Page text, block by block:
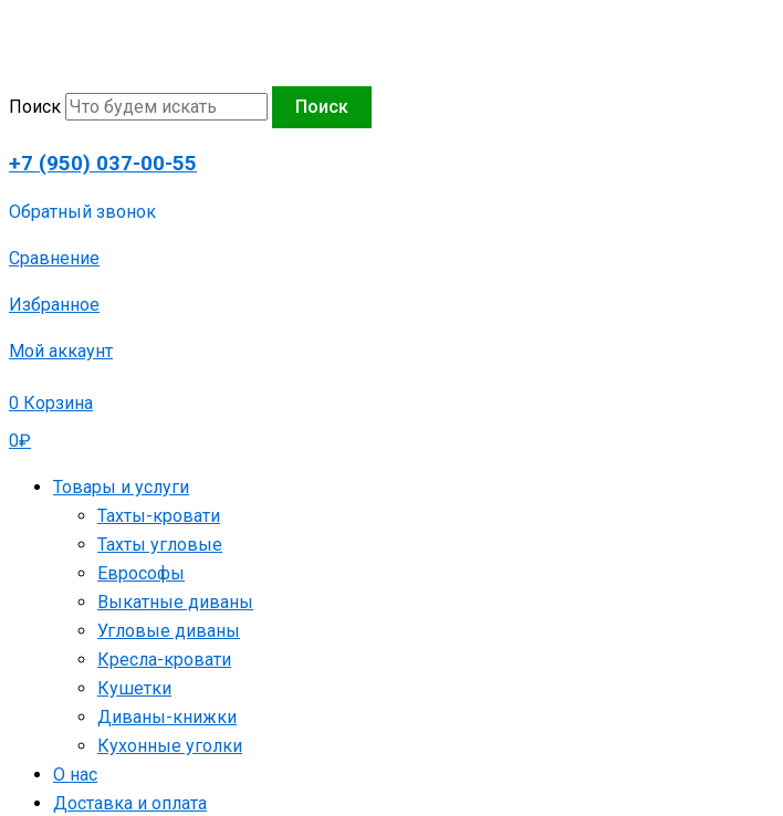
Поиск
Поиск
+7 (950) 037-00-55
Обратный звонок
Сравнение
Избранное
Мой аккаунт
0₽
0 Корзина
Товары и услуги
Тахты-кровати
Тахты угловые
Еврософы
Выкатные диваны
Угловые диваны
Кресла-кровати
Кушетки
Диваны-книжки
Кухонные уголки
О нас
Доставка и оплата